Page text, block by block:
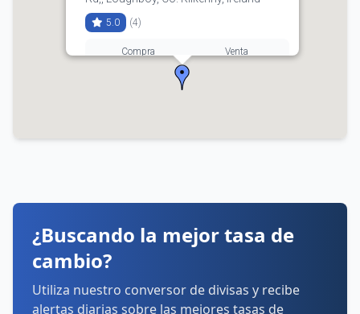
5.0 (4)
Compra Venta
lunes: 9:00–17:30
viernes: 9:00–17:30
domingo: Cerrado
¿Buscando la mejor tasa de
cambio?
Utiliza nuestro conversor de divisas y recibe
alertas diarias sobre las mejores tasas de